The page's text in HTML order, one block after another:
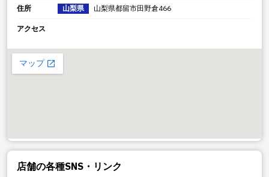
住所 山梨県 山梨県都留市田野倉466
アクセス
店舗の各種SNS・リンク